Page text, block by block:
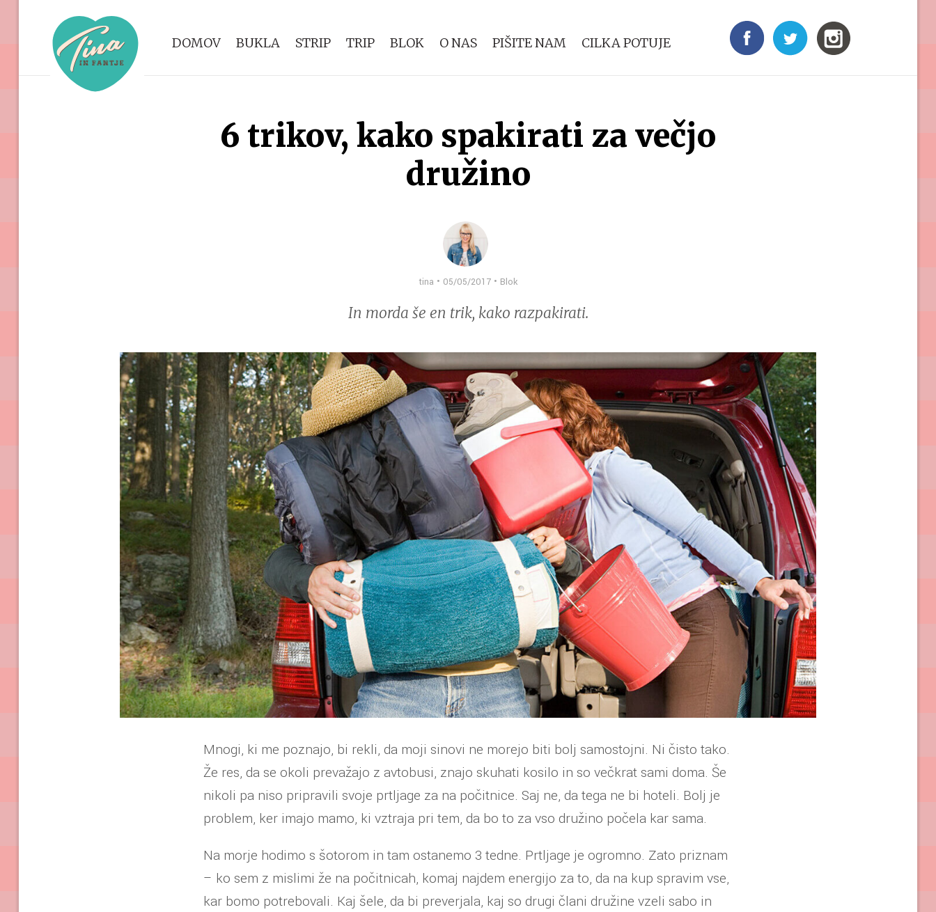
DOMOV BUKLA STRIP TRIP BLOK O NAS PIŠITE NAM CILKA POTUJE
6 trikov, kako spakirati za večjo
družino
tina • 05/05/2017 • Blok
In morda še en trik, kako razpakirati.
Mnogi, ki me poznajo, bi rekli, da moji sinovi ne morejo biti bolj samostojni. Ni čisto tako.
Že res, da se okoli prevažajo z avtobusi, znajo skuhati kosilo in so večkrat sami doma. Še
nikoli pa niso pripravili svoje prtljage za na počitnice. Saj ne, da tega ne bi hoteli. Bolj je
problem, ker imajo mamo, ki vztraja pri tem, da bo to za vso družino počela kar sama.
Na morje hodimo s šotorom in tam ostanemo 3 tedne. Prtljage je ogromno. Zato priznam
– ko sem z mislimi že na počitnicah, komaj najdem energijo za to, da na kup spravim vse,
kar bomo potrebovali. Kaj šele, da bi preverjala, kaj so drugi člani družine vzeli sabo in